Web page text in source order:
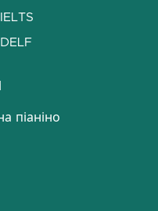
піаніно